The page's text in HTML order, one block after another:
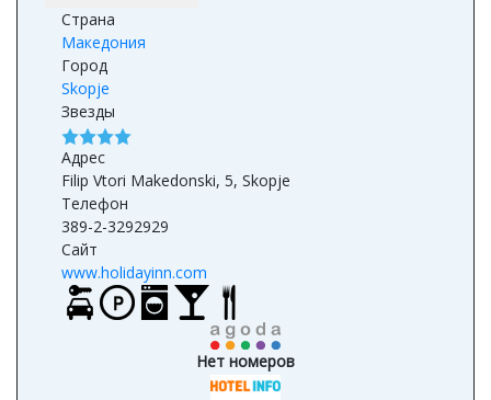
Страна
Македония
Город
Skopje
Звезды
Адрес
Filip Vtori Makedonski, 5, Skopje
Телефон
389-2-3292929
Сайт
www.holidayinn.com
Нет номеров